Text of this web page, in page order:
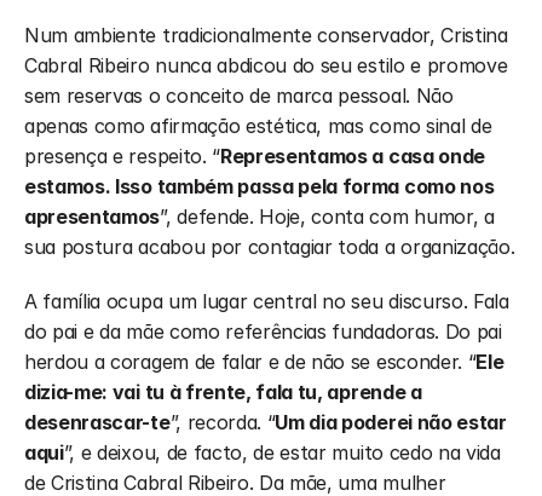
Num ambiente tradicionalmente conservador, Cristina
Cabral Ribeiro nunca abdicou do seu estilo e promove
sem reservas o conceito de marca pessoal. Não
apenas como afirmação estética, mas como sinal de
presença e respeito. “Representamos a casa onde
estamos. Isso também passa pela forma como nos
apresentamos”, defende. Hoje, conta com humor, a
sua postura acabou por contagiar toda a organização.
A família ocupa um lugar central no seu discurso. Fala
do pai e da mãe como referências fundadoras. Do pai
herdou a coragem de falar e de não se esconder. “Ele
dizia-me: vai tu à frente, fala tu, aprende a
desenrascar-te”, recorda. “Um dia poderei não estar
aqui”, e deixou, de facto, de estar muito cedo na vida
de Cristina Cabral Ribeiro. Da mãe, uma mulher